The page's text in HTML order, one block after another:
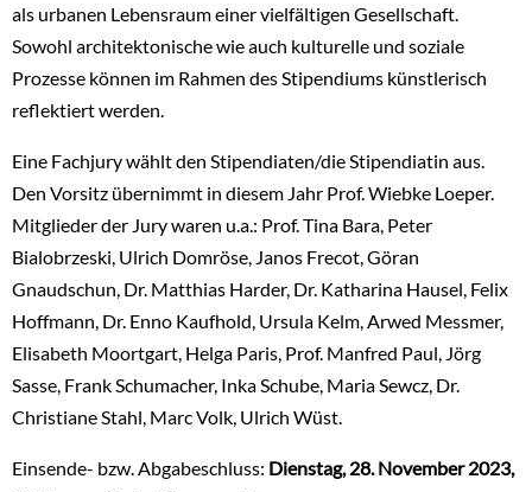
als urbanen Lebensraum einer vielfältigen Gesellschaft.
Sowohl architektonische wie auch kulturelle und soziale
Prozesse können im Rahmen des Stipendiums künstlerisch
reflektiert werden.
Eine Fachjury wählt den Stipendiaten/die Stipendiatin aus.
Den Vorsitz übernimmt in diesem Jahr Prof. Wiebke Loeper.
Mitglieder der Jury waren u.a.: Prof. Tina Bara, Peter
Bialobrzeski, Ulrich Domröse, Janos Frecot, Göran
Gnaudschun, Dr. Matthias Harder, Dr. Katharina Hausel, Felix
Hoffmann, Dr. Enno Kaufhold, Ursula Kelm, Arwed Messmer,
Elisabeth Moortgart, Helga Paris, Prof. Manfred Paul, Jörg
Sasse, Frank Schumacher, Inka Schube, Maria Sewcz, Dr.
Christiane Stahl, Marc Volk, Ulrich Wüst.
Einsende- bzw. Abgabeschluss: Dienstag, 28. November 2023,